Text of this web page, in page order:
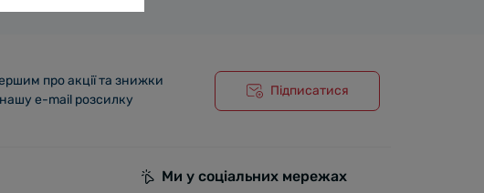
про акції та знижки
e-mail розсилку
Підписатися
Ми у соціальних мережах